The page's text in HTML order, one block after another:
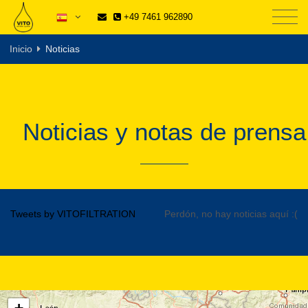
+49 7461 962890
Inicio Noticias
Noticias y notas de prensa
Tweets by VITOFILTRATION Perdón, no hay noticias aquí :(